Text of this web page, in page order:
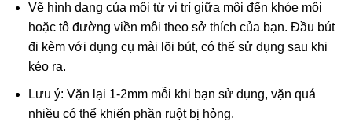
Vẽ hình dạng của môi từ vị trí giữa môi đến khóe môi
hoặc tô đường viền môi theo sở thích của bạn. Đầu bút
đi kèm với dụng cụ mài lõi bút, có thể sử dụng sau khi
kéo ra.
Lưu ý: Vặn lại 1-2mm mỗi khi bạn sử dụng, vặn quá
nhiều có thể khiến phần ruột bị hỏng.